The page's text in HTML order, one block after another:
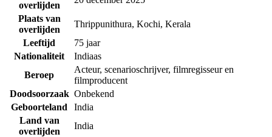
overlijden
Plaats van
overlijden
Thrippunithura, Kochi, Kerala
Leeftijd
75 jaar
Nationaliteit
Indiaas
Beroep
Acteur, scenarioschrijver, filmregisseur en
filmproducent
Doodsoorzaak Onbekend
Geboorteland
India
Land van
overlijden
India